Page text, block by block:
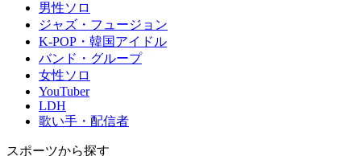
男性ソロ
ジャズ・フュージョン
K-POP・韓国アイドル
バンド・グループ
女性ソロ
YouTuber
LDH
歌い手・配信者
スポーツから探す